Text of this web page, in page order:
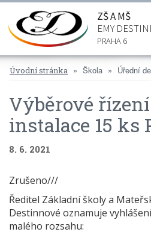
ZŠ A MŠ
EMY
PRAHA 6
Úvodní stránka Škola Úřední
Výběrové
instalace 15 ks
8. 6. 2021
Zrušeno///
Ředitel Základní školy a
Destinnové oznamuje
malého rozsahu: